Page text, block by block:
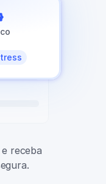
receba